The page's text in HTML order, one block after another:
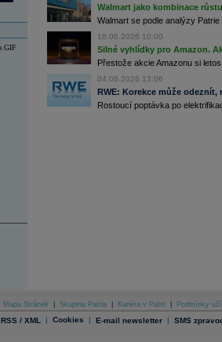
Walmart jako kombinace
Walmart se podle analýzy
18.06.2026 10:00
Silné vyhlídky pro Amazon.
Přestože akcie Amazonu si
04.06.2026 13:06
RWE: Korekce může
Rostoucí poptávka po
Mapa Stránek Skupina Patria Kariéra v Patrii Podmínky
RSS / XML | Cookies | E-mail newsletter | SMS